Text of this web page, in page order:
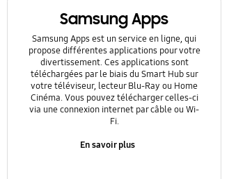
Samsung Apps
Samsung Apps est un service en ligne, qui
propose différentes applications pour votre
divertissement. Ces applications sont
téléchargées par le biais du Smart Hub sur
votre téléviseur, lecteur Blu-Ray ou Home
Cinéma. Vous pouvez télécharger celles-ci
via une connexion internet par câble ou Wi-
Fi.
En savoir plus